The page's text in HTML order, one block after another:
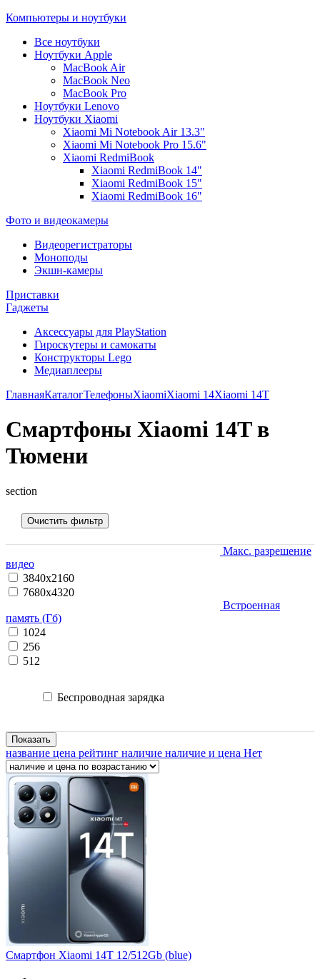
Компьютеры и ноутбуки
Все ноутбуки
Ноутбуки Apple
MacBook Air
MacBook Neo
MacBook Pro
Ноутбуки Lenovo
Ноутбуки Xiaomi
Xiaomi Mi Notebook Air 13.3"
Xiaomi Mi Notebook Pro 15.6"
Xiaomi RedmiBook
Xiaomi RedmiBook 14"
Xiaomi RedmiBook 15"
Xiaomi RedmiBook 16"
Фото и видеокамеры
Видеорегистраторы
Моноподы
Экшн-камеры
Приставки
Гаджеты
Аксессуары для PlayStation
Гироскутеры и самокаты
Конструкторы Lego
Медиаплееры
ГлавнаяКаталогТелефоныXiaomiXiaomi 14Xiaomi 14T
Смартфоны Xiaomi 14T в
Тюмени
section
Очистить фильтр
Макс. разрешение
видео
3840x2160
7680x4320
Встроенная
память (Гб)
1024
256
512
Беспроводная зарядка
Показать
название цена рейтинг наличие наличие и цена Нет
Смартфон Xiaomi 14T 12/512Gb (blue)